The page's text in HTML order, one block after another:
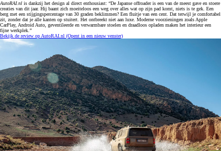
AutoRAI.nl is dankzij het design al direct enthousiast: “De Japanse offroader is een van de meest gave en stoere
creaties van dit jaar. Hij baant zich moeiteloos een weg over alles wat op zijn pad komt, niets is te gek. Een
berg met een stijgingspercentage van 30 graden beklimmen? Een fluitje van een cent. Dat terwijl je comfortabel
zit, zonder dat je alle kanten op stuitert. Het ontbreekt niet aan luxe. Moderne voorzieningen zoals Apple
CarPlay, Android Auto, geventileerde en verwarmbare stoelen en draadloos opladen maken het interieur een
fijne werkplek.”
Bekijk de review op AutoRAI.nl (Opent in een nieuw venster)